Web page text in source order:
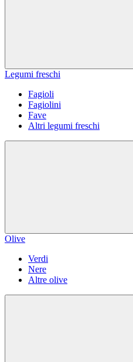
Legumi freschi
Fagioli
Fagiolini
Fave
Altri legumi freschi
Olive
Verdi
Nere
Altre olive